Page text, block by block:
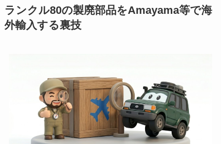
ランクル80の製廃部品をAmayama等で海
外輸入する裏技